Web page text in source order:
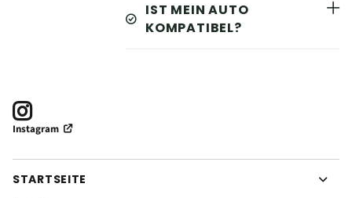
IST MEIN AUTO
KOMPATIBEL?
Instagram
STARTSEITE